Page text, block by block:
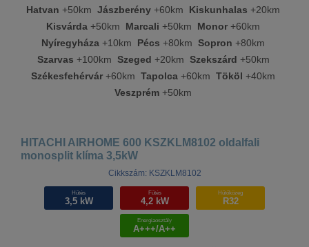
Hatvan +50km Jászberény +60km Kiskunhalas +20km
Kisvárda +50km Marcali +50km Monor +60km
Nyíregyháza +10km Pécs +80km Sopron +80km
Szarvas +100km Szeged +20km Szekszárd +50km
Székesfehérvár +60km Tapolca +60km Tököl +40km
Veszprém +50km
HITACHI AIRHOME 600 KSZKLM8102 oldalfali
monosplit klíma 3,5kW
Cikkszám: KSZKLM8102
Hűtés
3,5 kW
Fűtés
4,2 kW
Hűtőközeg
R32
Energiaosztály
A+++/A++